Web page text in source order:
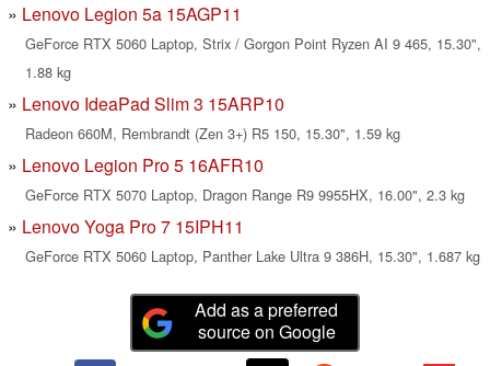
Lenovo Legion 5a 15AGP11
GeForce RTX 5060 Laptop, Strix / Gorgon Point Ryzen AI 9 465, 15.30",
1.88 kg
Lenovo IdeaPad Slim 3 15ARP10
Radeon 660M, Rembrandt (Zen 3+) R5 150, 15.30", 1.59 kg
Lenovo Legion Pro 5 16AFR10
GeForce RTX 5070 Laptop, Dragon Range R9 9955HX, 16.00", 2.3 kg
Lenovo Yoga Pro 7 15IPH11
GeForce RTX 5060 Laptop, Panther Lake Ultra 9 386H, 15.30", 1.687 kg
Add as a preferred
source on Google